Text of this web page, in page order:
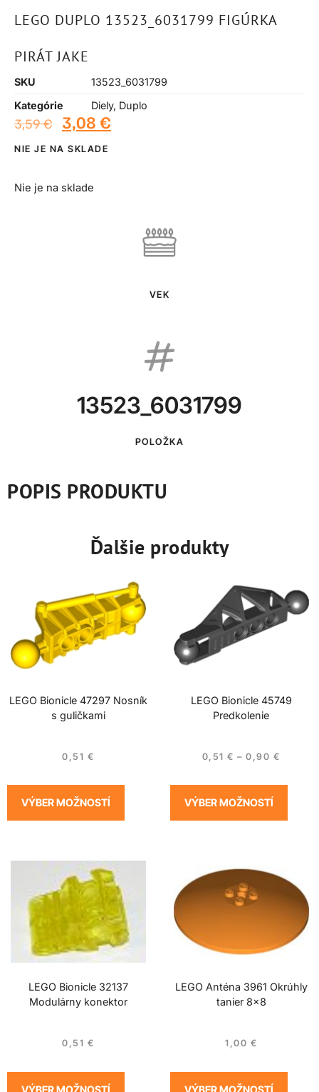
LEGO DUPLO 13523_6031799 FIGÚRKA
PIRÁT JAKE
SKU
13523_6031799
Kategórie
Diely, Duplo
3,59€ 3,08 €
NIE JE NA SKLADE
Nie je na sklade
VEK
13523_6031799
POLOŽKA
POPIS PRODUKTU
Ďalšie produkty
LEGO Bionicle 47297 Nosník
s guličkami
0,51 €
VÝBER MOŽNOSTÍ
LEGO Bionicle 45749
Predkolenie
0,51€ – 0,90 €
VÝBER MOŽNOSTÍ
LEGO Bionicle 32137
Modulárny konektor
0,51 €
VÝBER MOŽNOSTÍ
LEGO Anténa 3961 Okrúhly
tanier 8×8
1,00 €
VÝBER MOŽNOSTÍ